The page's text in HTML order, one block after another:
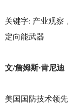
关键字: 产业观察
定向能武器
文/詹姆斯·肯尼迪
美国国防技术领